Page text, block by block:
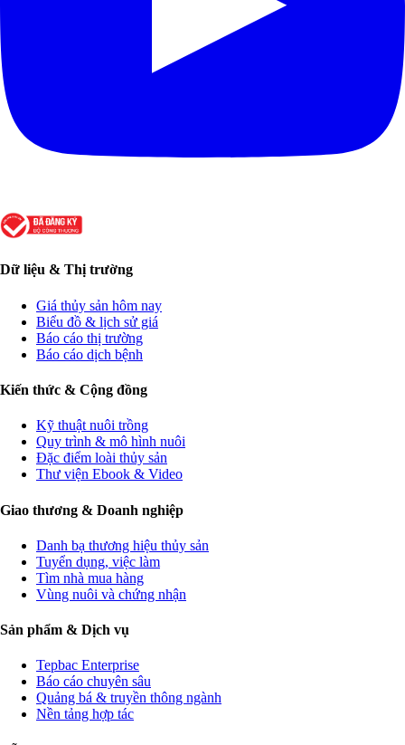
Dữ liệu & Thị trường
Giá thủy sản hôm nay
Biểu đồ & lịch sử giá
Báo cáo thị trường
Báo cáo dịch bệnh
Kiến thức & Cộng đồng
Kỹ thuật nuôi trồng
Quy trình & mô hình nuôi
Đặc điểm loài thủy sản
Thư viện Ebook & Video
Giao thương & Doanh nghiệp
Danh bạ thương hiệu thủy sản
Tuyển dụng, việc làm
Tìm nhà mua hàng
Vùng nuôi và chứng nhận
Sản phẩm & Dịch vụ
Tepbac Enterprise
Báo cáo chuyên sâu
Quảng bá & truyền thông ngành
Nền tảng hợp tác